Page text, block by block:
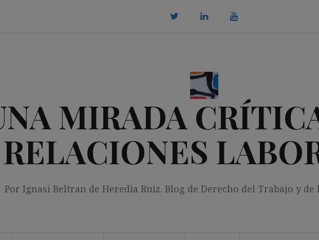
MIRADA
RELACIONES
Por Ignasi Beltran de Heredia Ruiz. Blog de Derecho del Trabajo y de